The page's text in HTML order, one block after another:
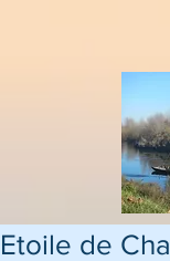
Etoile de